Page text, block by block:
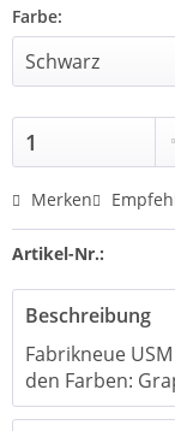
Farbe:
Merken
Artikel-Nr.:
Beschreibung
Fabrikneue
den Farben: